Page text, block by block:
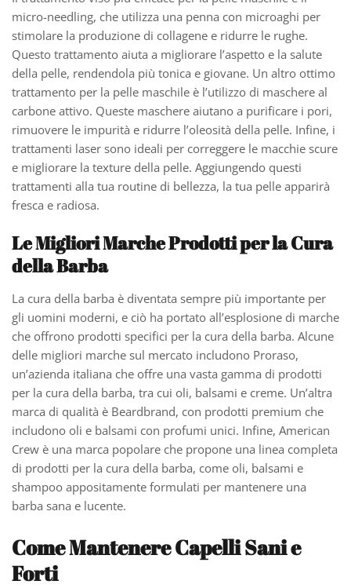
micro-needling, che utilizza una penna con microaghi per
stimolare la produzione di collagene e ridurre le rughe.
Questo trattamento aiuta a migliorare l’aspetto e la salute
della pelle, rendendola più tonica e giovane. Un altro ottimo
trattamento per la pelle maschile è l’utilizzo di maschere al
carbone attivo. Queste maschere aiutano a purificare i pori,
rimuovere le impurità e ridurre l’oleosità della pelle. Infine, i
trattamenti laser sono ideali per correggere le macchie scure
e migliorare la texture della pelle. Aggiungendo questi
trattamenti alla tua routine di bellezza, la tua pelle apparirà
fresca e radiosa.
Le Migliori Marche Prodotti per la Cura
della Barba
La cura della barba è diventata sempre più importante per
gli uomini moderni, e ciò ha portato all’esplosione di marche
che offrono prodotti specifici per la cura della barba. Alcune
delle migliori marche sul mercato includono Proraso,
un’azienda italiana che offre una vasta gamma di prodotti
per la cura della barba, tra cui oli, balsami e creme. Un’altra
marca di qualità è Beardbrand, con prodotti premium che
includono oli e balsami con profumi unici. Infine, American
Crew è una marca popolare che propone una linea completa
di prodotti per la cura della barba, come oli, balsami e
shampoo appositamente formulati per mantenere una
barba sana e lucente.
Come Mantenere Capelli Sani e
Forti